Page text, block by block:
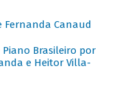
Fernanda Canaud
Piano Brasileiro por
e Heitor Villa-